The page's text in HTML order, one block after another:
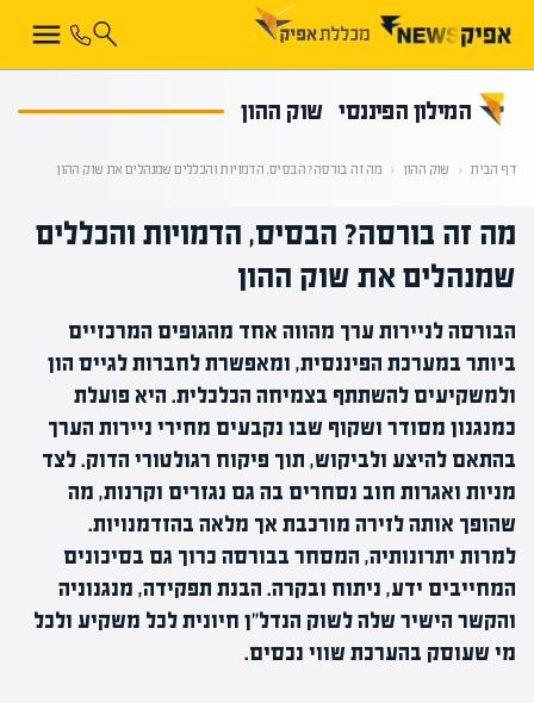
המילון הפיננסי שוק ההון
דף הבית ‹ שוק ההון ‹ מה זה בורסה? הבסיס, הדמויות והכללים שמנהלים את שוק ההון
מה זה בורסה? הבסיס, הדמויות והכללים
שמנהלים את שוק ההון
הבורסה לניירות ערך מהווה אחד מהגופים המרכזיים
ביותר במערכת הפיננסית, ומאפשרת לחברות לגייס הון
ולמשקיעים להשתתף בצמיחה הכלכלית. היא פועלת
כמנגנון מסודר ושקוף שבו נקבעים מחירי ניירות הערך
בהתאם להיצע ולביקוש, תוך פיקוח רגולטורי הדוק. לצד
מניות ואגרות חוב נסחרים בה גם נגזרים וקרנות, מה
שהופך אותה לזירה מורכבת אך מלאה בהזדמנויות.
למרות יתרונותיה, המסחר בבורסה כרוך גם בסיכונים
המחייבים ידע, ניתוח ובקרה. הבנת תפקידה, מנגנוניה
והקשר הישיר שלה לשוק הנדל"ן חיונית לכל משקיע ולכל
מי שעוסק בהערכת שווי נכסים.